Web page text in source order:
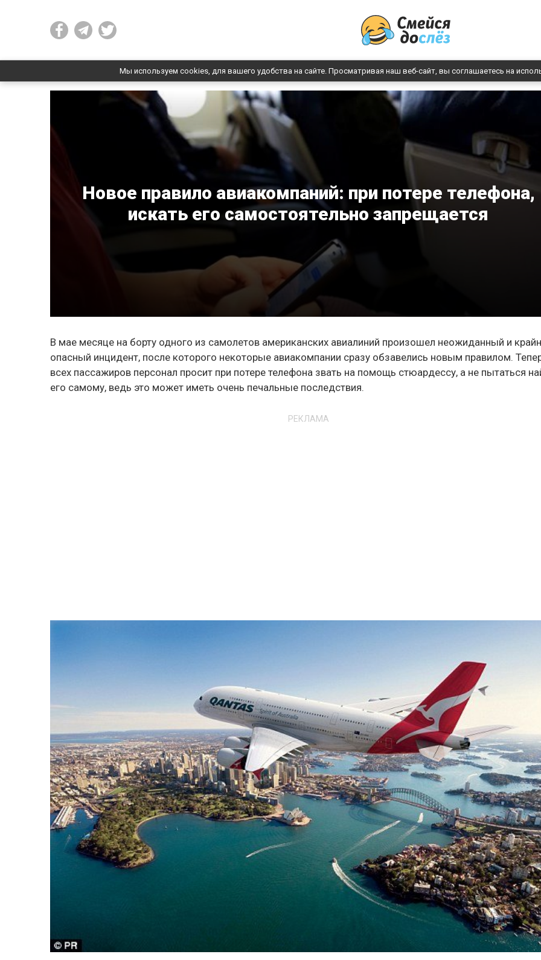
Мы используем cookies, для вашего удобства на сайте. Просматривая наш веб-сайт, вы соглашаетесь на
Новое правило авиакомпаний: при потере телефона,
искать его самостоятельно запрещается
В мае месяце на борту одного из самолетов американских авиалиний произошел неожиданный и
опасный инцидент, после которого некоторые авиакомпании сразу обзавелись новым правилом.
всех пассажиров персонал просит при потере телефона звать на помощь стюардессу, а не пытаться
его самому, ведь это может иметь очень печальные последствия.
РЕКЛАМА